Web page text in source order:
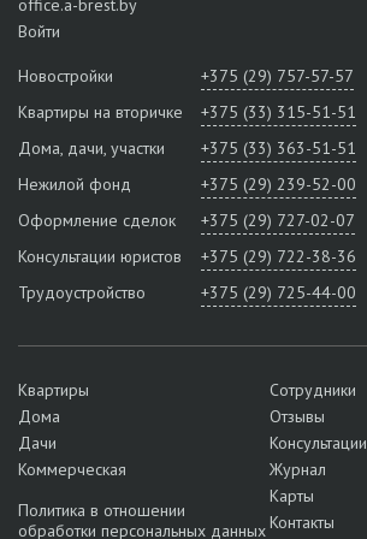
office.a-brest.by
Войти
Новостройки
+375 (29) 757-57-57
Квартиры на вторичке
+375 (33) 315-51-51
Дома, дачи, участки
+375 (33) 363-51-51
Нежилой фонд
+375 (29) 239-52-00
Оформление сделок
+375 (29) 727-02-07
Консультации юристов
+375 (29) 722-38-36
Трудоустройство
+375 (29) 725-44-00
Квартиры
Дома
Дачи
Коммерческая
Политика в отношении
обработки персональных данных
Сотрудники
Отзывы
Консультации
Журнал
Карты
Контакты